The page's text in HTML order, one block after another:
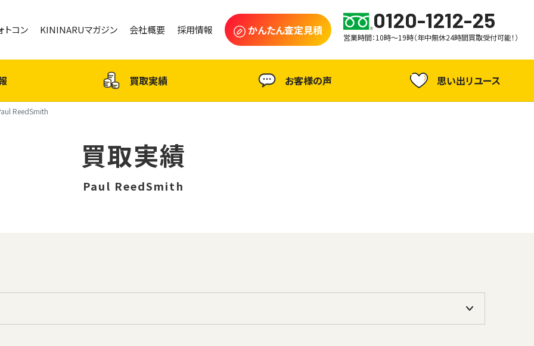
トコン KININARUマガジン 会社概要 採用情報 かんたん査定見積 0120-1212-25
営業時間：10時～19時（年中無休24時間買取受付可能！）
買取実績 お客様の声 思い出リユース
ReedSmith
買取実績
Paul ReedSmith